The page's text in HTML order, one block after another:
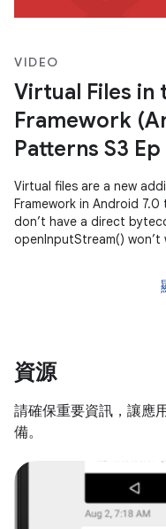
VIDEO
Virtual Files in
Framework
Patterns S3 Ep
Virtual files are a new
Framework in Android
don’t have a direct
openInputStream()
資源
請確保重要資訊，讓應
備。